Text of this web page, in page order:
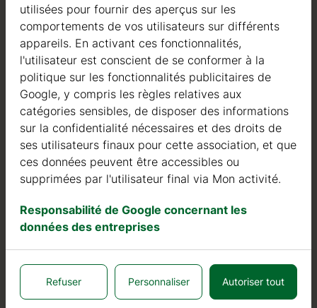
Nous sommes actifs dans le domaine de la fabrication
de structures en bois depuis 2004. Au cours de ces
années, nous avons sélectionné les meilleurs
fournisseurs de bois. Nous utilisons exclusivement du
sapin nordique à croissance lente provenant de forêts
certifiées FSC en Europe du Nord.
Le bois de sapin nordique se distingue par ses
caractéristiques idéales dans la construction de maisons
en bois. Il est de couleur très claire, avec peu de nœuds,
et est connu pour sa résistance à la pourriture, à la
En plus des investissements dans le bois, nous
continuons à investir dans des machines automatiques
pour pouvoir produire des produits de qualité toujours
Nous pouvons fièrement affirmer que notre taux de
utilisées pour fournir des aperçus sur les
comportements de vos utilisateurs sur différents
appareils. En activant ces fonctionnalités,
l'utilisateur est conscient de se conformer à la
politique sur les fonctionnalités publicitaires de
Google, y compris les règles relatives aux
catégories sensibles, de disposer des informations
sur la confidentialité nécessaires et des droits de
ses utilisateurs finaux pour cette association, et que
ces données peuvent être accessibles ou
supprimées par l'utilisateur final via Mon activité.
Responsabilité de Google concernant les
données des entreprises
Refuser Personnaliser Autoriser tout